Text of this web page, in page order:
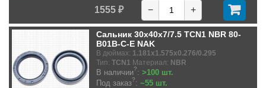
1555 ₽ − +
Сальник 30x40x7/7.5 TCN1 NBR 80-
B01B-C-E NAK
В дюймах: 1.181x1.575x0.276/0.295
Тип: TCN1 Материал: NBR
В наличии?: >100 шт.
Под заказ?: ~55 шт.